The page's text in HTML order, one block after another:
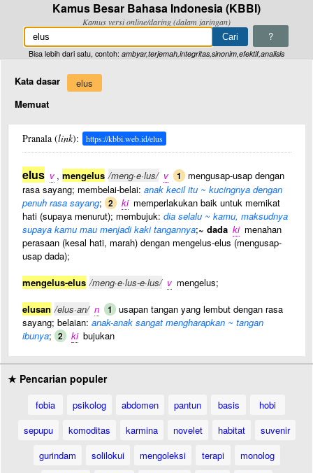
Kamus Besar Bahasa Indonesia (KBBI)
Kamus versi online/daring (dalam jaringan)
?
Bisa lebih dari satu, contoh: ambyar,terjemah,integritas,sinonim,efektif,analisis
Kata dasar
elus
Memuat
Pranala (link): https://kbbi.web.id/elus
elus v , mengelus /meng·e·lus/ v 1
mengusap-usap dengan
rasa sayang; membelai-belai: anak kecil itu ~ kucingnya dengan
penuh rasa sayang; 2 ki memperlakukan baik untuk memikat
hati (supaya menurut); membujuk: dia selalu ~ kamu, maksudnya
supaya kamu mau menjadi kaki tangannya;~ dada ki menahan
perasaan (kesal hati, marah) dengan mengelus-elus (mengusap-
usap dada);
mengelus-elus /meng·e·lus-e·lus/ v mengelus;
elusan /elus·an/ n 1 usapan tangan yang lembut dengan rasa
sayang; belaian: anak-anak sangat mengharapkan ~ tangan
ibunya; 2 ki bujukan
★ Pencarian populer
fobia psikolog abdomen pantun basis
hobi
sepupu
komoditas karmina novelet habitat
suvenir
gurindam
solilokui mengoleksi terapi
monolog